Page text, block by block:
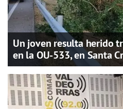
Un joven resulta herido
en la OU-533, en Santa